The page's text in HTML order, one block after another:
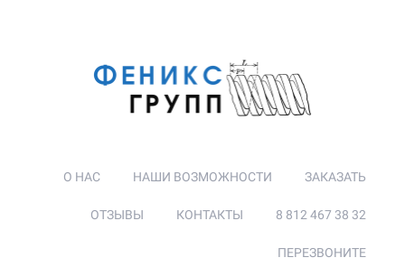
О НАС НАШИ ВОЗМОЖНОСТИ ЗАКАЗАТЬ
ОТЗЫВЫ КОНТАКТЫ 8 812 467 38 32
ПЕРЕЗВОНИТЕ